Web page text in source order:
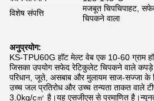
विशेष संपत्ति
मजबूत चिपचिपाहट,
चिपकने वाला
अनुप्रयोग:
KS-TPU60G हॉट मेल्ट वेब एक 10-60 ग्राम
जिसका उपयोग सफेद रेटिकुलेट चिपकने वाले कपड़े
परिधान, जूते, असबाब और मुलायम साज-सज्जा के
उच्च जल प्रतिरोध और उच्च तन्यता ताकत वाले
3.0kg/c㎡ है।यह एसजीएस से प्रमाणित